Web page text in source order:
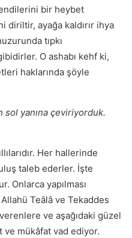
bir heybet
diriltir, ayağa kaldırır ihya
tıpkı
O ashabı kehf ki,
haklarında şöyle
sol yanına çeviriyorduk.
Her hallerinde
taleb ederler. İşte
Onlarca yapılması
Teâlâ ve Tekaddes
ve aşağıdaki güzel
ve mükâfat vad ediyor.